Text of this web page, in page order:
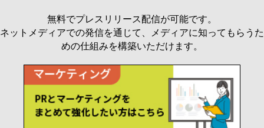
無料でプレスリリース配信が可能です。
ネットメディアでの発信を通じて、メディアに知ってもらうた
めの仕組みを構築いただけます。